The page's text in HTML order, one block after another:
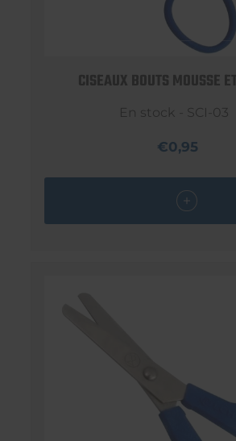
CISEAUX BOUTS MOUSSE
En stock - SCI-03
€0,95